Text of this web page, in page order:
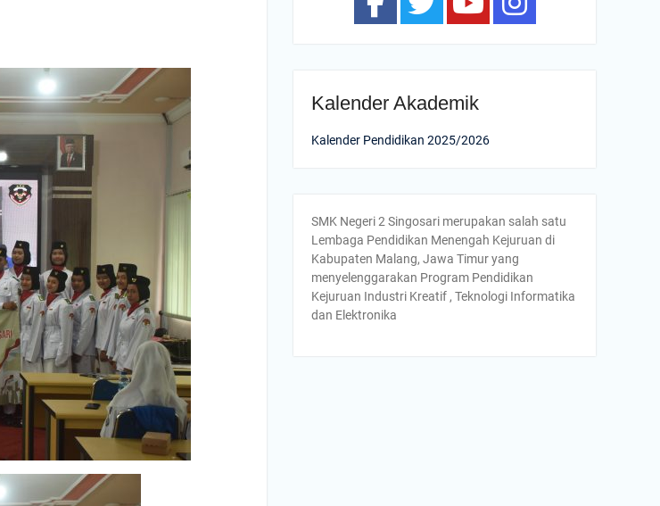
Kalender Akademik
Kalender Pendidikan 2025/2026
SMK Negeri 2 Singosari merupakan salah satu
Lembaga Pendidikan Menengah Kejuruan di
Kabupaten Malang, Jawa Timur yang
menyelenggarakan Program Pendidikan
Kejuruan Industri Kreatif , Teknologi Informatika
dan Elektronika